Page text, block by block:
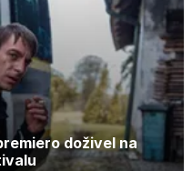
doživel na